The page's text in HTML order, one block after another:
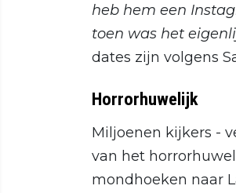
heb hem een
toen was het
dates zijn volgens
Horrorhuwelijk
Miljoenen kijkers -
van het
mondhoeken naar